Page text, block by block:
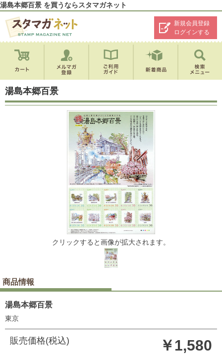
湯島本郷百景 を買うならスタマガネット
新規会員登録
ログインする
湯島本郷百景
クリックすると画像が拡大されます。
商品情報
湯島本郷百景
東京
販売価格(税込) ￥1,580